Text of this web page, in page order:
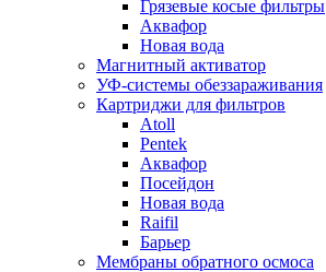
Грязевые косые фильтры
Аквафор
Новая вода
Магнитный активатор
УФ-системы обеззараживания
Картриджи для фильтров
Atoll
Pentek
Аквафор
Посейдон
Новая вода
Raifil
Барьер
Мембраны обратного осмоса